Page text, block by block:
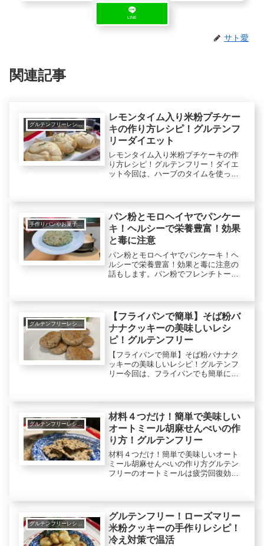
LINE
サト愛
関連記事
グルテンフリーレシピで美肌健康ダイエット！
レモンタイム入り米粉プチケー
キの作り方レシピ！グルテンフ
リーダイエット
レモンタイム入り米粉プチケーキの作
り方レシピ！グルテンフリー！ダイエ
ット今回は、ハーブのタイムを使って
がするレモンタイムを使いますが普通
の市販されているタイムを使っても大
丈...
手作りパンやお菓子など
パン粉とモロヘイヤでパンケー
キ！ヘルシーで栄養豊富！効果
と毒に注意
パン粉とモロヘイヤでパンケーキ！ヘ
ルシーで栄養豊富！効果と毒に注意の
話もします。パン粉でフレンチトース
ったんです。それでパン粉を使って
色々実験してみています。今回は、余
った...
グルテンフリーレシピで美肌健康ダイエット！
【フライパンで簡単】そば粉バ
ナナクッキーの美味しいレシ
ピ！グルテンフリー
【フライパンで簡単】そば粉バナナク
ッキーの美味しいレシピ！グルテンフ
リー今回は、フライパンでも簡単に作
ます。そば粉はルチンで血液サラサラ
効果やビタミンB2で美肌、B1で疲労...
グルテンフリーレシピで美肌健康ダイエット！
材料４つだけ！簡単で美味しい
オートミール胡麻せんべいの作
り方！グルテンフリー
材料４つだけ！簡単で美味しいオート
ミール胡麻せんべいの作り方グルテン
フリーのオートミールは疲労回復効
ミンで抗酸化作用や老化予防が期待で
きます。ですから、今回作るオートミ
ール...
グルテンフリーレシピで美肌健康ダイエット！
グルテンフリー！ローズマリー
米粉クッキーの手作りレシピ！
冷え対策で温活